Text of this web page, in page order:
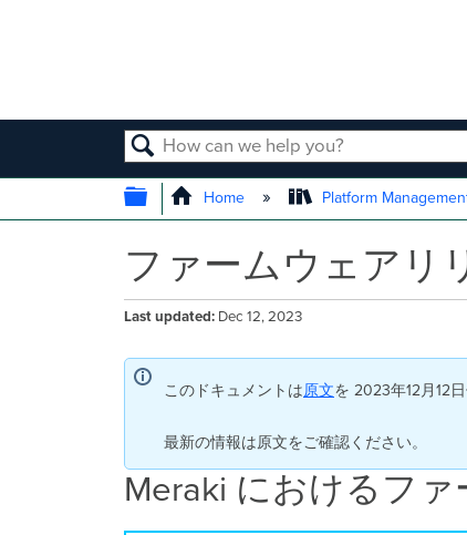
SEARCH
EXPAND/COLLAPSE
Home Platform
ファームウェアリ
Last updated Dec 12, 2023
このドキュメントは原文を 2023年12月12
最新の情報は原文をご確認ください。
Meraki におけるフ